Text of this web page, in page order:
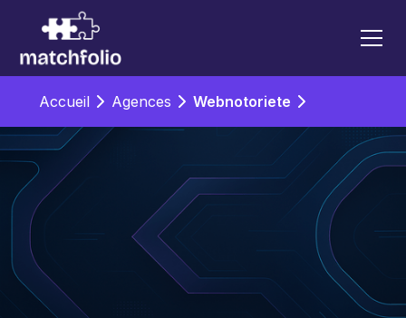
Accueil Agences Webnotoriete